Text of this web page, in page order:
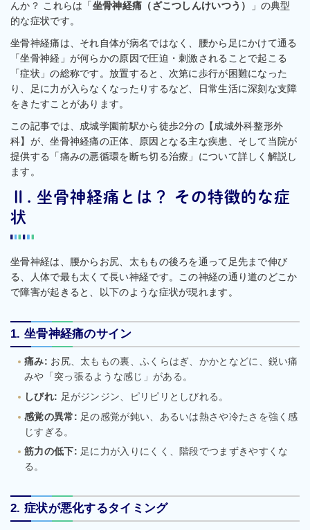
んか？ これらは「 坐骨神経痛（ざこつしんけいつう）
」の典型
的な症状です。
坐骨神経痛は、それ自体が病名ではなく、腰から足にかけて通る
「坐骨神経」が何らかの原因で圧迫・刺激されることで起こる
「症状」の総称です。放置すると、次第に歩行が困難になった
り、足に力が入らなくなったりするなど、日常生活に深刻な支障
をきたすことがあります。
この記事では、成城学園前駅から徒歩2分の【成城外科整形外
科】が、坐骨神経痛の正体、原因となる主な疾患、そして当院が
提供する「痛みの悪循環を断ち切る治療」について詳しく解説し
ます。
Ⅱ. 坐骨神経痛とは？ その特徴的な症
状
坐骨神経は、腰からお尻、太ももの後ろを通って足先まで伸び
る、人体で最も太くて長い神経です。この神経の通り道のどこか
で障害が起きると、以下のような症状が現れます。
1. 坐骨神経痛のサイン
痛み: お尻、太ももの裏、ふくらはぎ、かかとなどに、鋭い痛
みや「突っ張るような感じ」がある。
しびれ: 足がジンジン、ピリピリとしびれる。
感覚の異常: 足の感覚が鈍い、あるいは熱さや冷たさを強く感
じすぎる。
筋力の低下: 足に力が入りにくく、階段でつまずきやすくな
る。
2. 症状が悪化するタイミング